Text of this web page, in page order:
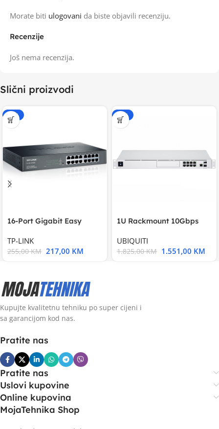
Recenzije
Još nema recenzija.
Morate biti ulogovani da biste objavili recenziju.
Slični proizvodi
-15%
16-Port Gigabit Easy
TP-LINK
255,00KM 217,00 KM
-15%
1U Rackmount 10Gbps
UBIQUITI
1.825,00KM 1.551,00 KM
Kupujte kvalitetnu tehniku po super cijeni i
sa garancijom kod nas.
Pratite nas
Pratite nas
Uslovi kupovine
Online kupovina
MojaTehnika Shop